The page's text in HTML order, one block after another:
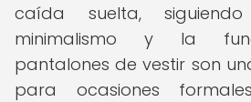
caída suelta,
minimalismo y la
pantalones de vestir son
para ocasiones